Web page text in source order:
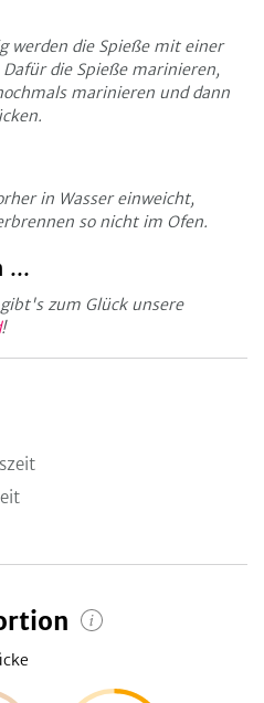
werden die Spieße mit einer
die Spieße marinieren,
marinieren und dann
in Wasser einweicht,
so nicht im Ofen.
...
zum Glück unsere
!